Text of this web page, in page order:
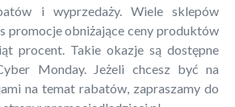
i wyprzedaży. Wiele sklepów
promocje obniżające ceny produktów
procent. Takie okazje są dostępne
Monday. Jeżeli chcesz być na
na temat rabatów, zapraszamy do